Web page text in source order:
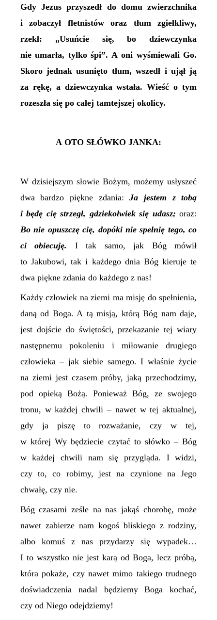
Gdy Jezus przyszedł do domu zwierzchnika
i zobaczył fletnistów oraz tłum zgiełkliwy,
rzekł: „Usuńcie się, bo dziewczynka
nie umarła, tylko śpi”. A oni wyśmiewali Go.
Skoro jednak usunięto tłum, wszedł i ujął ją
za rękę, a dziewczynka wstała. Wieść o tym
rozeszła się po całej tamtejszej okolicy.
A OTO SŁÓWKO JANKA:
W dzisiejszym słowie Bożym, możemy usłyszeć
dwa bardzo piękne zdania:Ja jestem z tobą
i będę cię strzegł, gdziekolwiek się udasz;oraz:
Bo nie opuszczę cię, dopóki nie spełnię tego, co
ci obiecuję. I tak samo, jak Bóg mówił
to Jakubowi, tak i każdego dnia Bóg kieruje te
dwa piękne zdania do każdego z nas!
Każdy człowiek na ziemi ma misję do spełnienia,
daną od Boga. A tą misją, którą Bóg nam daje,
jest dojście do świętości, przekazanie tej wiary
następnemu pokoleniu i miłowanie drugiego
człowieka – jak siebie samego. I właśnie życie
na ziemi jest czasem próby, jaką przechodzimy,
pod opieką Bożą. Ponieważ Bóg, ze swojego
tronu, w każdej chwili – nawet w tej aktualnej,
gdy ja piszę to rozważanie, czy w tej,
w której Wy będziecie czytać to słówko – Bóg
w każdej chwili nam się przygląda. I widzi,
czy to, co robimy, jest na czynione na Jego
chwałę, czy nie.
Bóg czasami ześle na nas jakąś chorobę, może
nawet zabierze nam kogoś bliskiego z rodziny,
albo komuś z nas przydarzy się wypadek…
I to wszystko nie jest karą od Boga, lecz próbą,
która pokaże, czy nawet mimo takiego trudnego
doświadczenia nadal będziemy Boga kochać,
czy od Niego odejdziemy!